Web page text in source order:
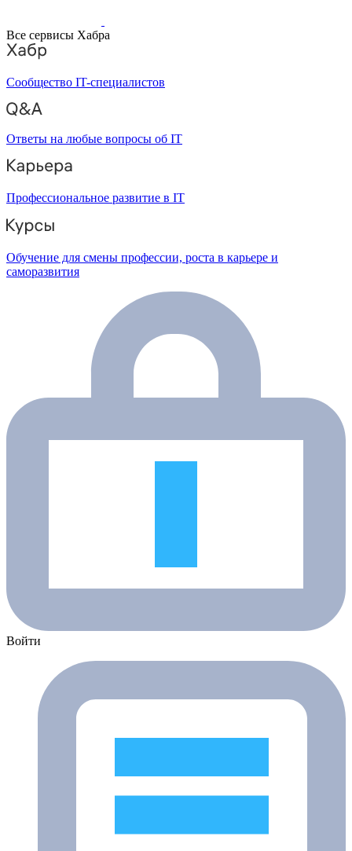
Все сервисы Хабра
Сообщество IT-специалистов
Ответы на любые вопросы об IT
Профессиональное развитие в IT
Обучение для смены профессии, роста в карьере и
саморазвития
Войти